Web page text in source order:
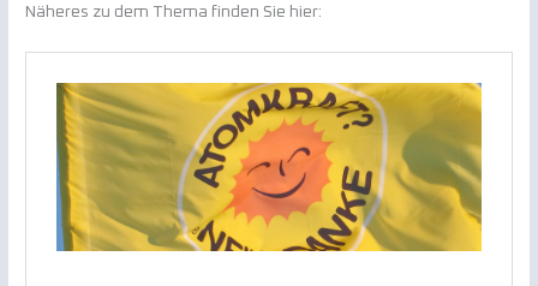
Näheres zu dem Thema finden Sie hier: